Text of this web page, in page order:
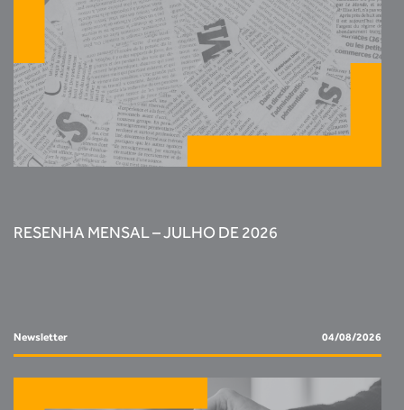
RESENHA MENSAL – JULHO DE 2026
Newsletter 04/08/2026